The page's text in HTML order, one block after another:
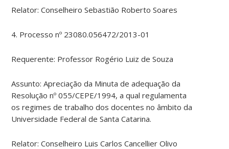
Relator: Conselheiro Sebastião Roberto Soares
4. Processo nº 23080.056472/2013-01
Requerente: Professor Rogério Luiz de Souza
Assunto: Apreciação da Minuta de adequação da
Resolução nº 055/CEPE/1994, a qual regulamenta
os regimes de trabalho dos docentes no âmbito da
Universidade Federal de Santa Catarina.
Relator: Conselheiro Luis Carlos Cancellier Olivo